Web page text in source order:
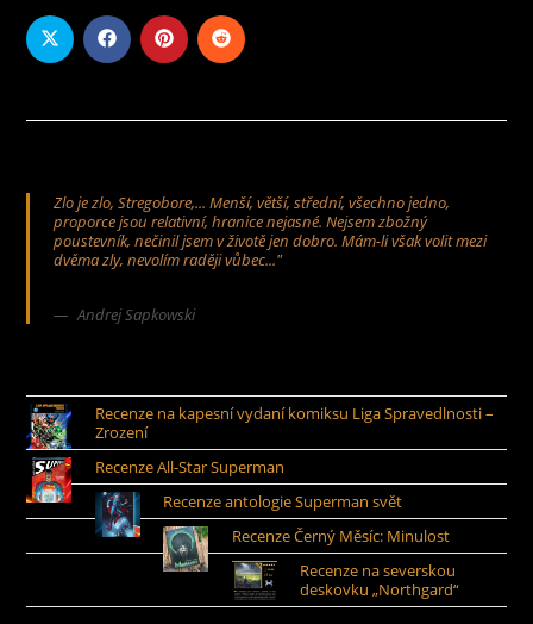
Zlo je zlo, Stregobore,... Menší, větší, střední, všechno jedno,
proporce jsou relativní, hranice nejasné. Nejsem zbožný
poustevník, nečinil jsem v životě jen dobro. Mám-li však volit mezi
dvěma zly, nevolím raději vůbec..."
Andrej Sapkowski
Recenze na kapesní vydaní komiksu Liga Spravedlnosti –
Zrození
Recenze All-Star Superman
Recenze antologie Superman svět
Recenze Černý Měsíc: Minulost
Recenze na severskou
deskovku „Northgard“